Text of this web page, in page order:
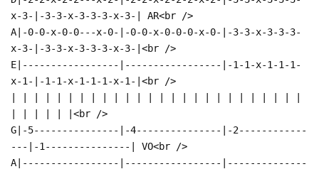
x-3-|-3-3-x-3-3-3-x-3-| AR<br />
A|-0-0-x-0-0---x-0-|-0-0-x-0-0-0-x-0-|-3-3-x-3-3-3-
x-3-|-3-3-x-3-3-3-x-3-|<br />
E|-----------------|-----------------|-1-1-x-1-1-1-
x-1-|-1-1-x-1-1-1-x-1-|<br />
| | | | | |<br />
G|-5---------------|-4---------------|-2------------
---|-1---------------| VO<br />
A|-----------------|-----------------|--------------